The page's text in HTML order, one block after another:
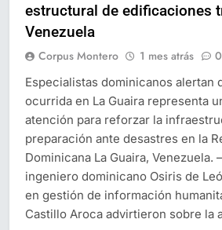
estructural de edificaciones
Venezuela
Corpus Montero 1 mes atrás 0
Especialistas dominicanos alertan
ocurrida en La Guaira representa
atención para reforzar la
preparación ante desastres en la
Dominicana La Guaira, Venezuela.
ingeniero dominicano Osiris de
en gestión de información
Castillo Aroca advirtieron sobre la